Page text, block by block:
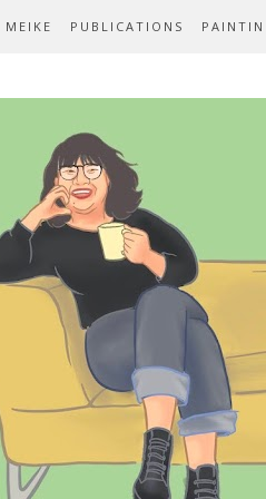
MEIKE PUBLICATIONS